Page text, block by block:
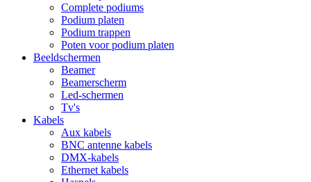
Complete podiums
Podium platen
Podium trappen
Poten voor podium platen
Beeldschermen
Beamer
Beamerscherm
Led-schermen
Tv's
Kabels
Aux kabels
BNC antenne kabels
DMX-kabels
Ethernet kabels